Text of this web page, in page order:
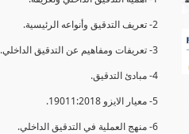
2- تعريف التدقيق وأنواعه الرئيسية.
3- تعريفات ومفاهيم عن التدقيق الداخلي.
4- مبادئ التدقيق.
5- معيار الايزو 19011:2018.
6- منهج العملية في التدقيق الداخلي.